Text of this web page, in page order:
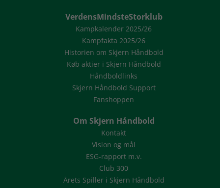
VerdensMindsteStorklub
Kampkalender 2025/26
Kampfakta 2025/26
Historien om Skjern Håndbold
Køb aktier i Skjern Håndbold
Håndboldlinks
Skjern Håndbold Support
Fanshoppen
Om Skjern Håndbold
Kontakt
Vision og mål
ESG-rapport m.v.
Club 300
Årets Spiller i Skjern Håndbold